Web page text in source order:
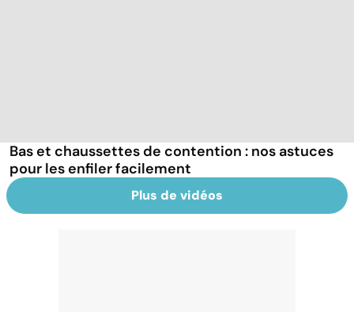
Bas et chaussettes de contention : nos astuces
pour les enfiler facilement
Plus de vidéos